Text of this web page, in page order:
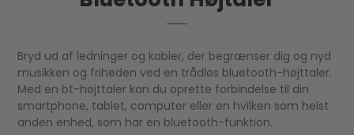
Bryd ud af ledninger og kabler, der begrænser dig og nyd
musikken og friheden ved en trådløs bluetooth-højttaler.
Med en bt-højttaler kan du oprette forbindelse til din
smartphone, tablet, computer eller en hvilken som helst
anden enhed, som har en bluetooth-funktion.